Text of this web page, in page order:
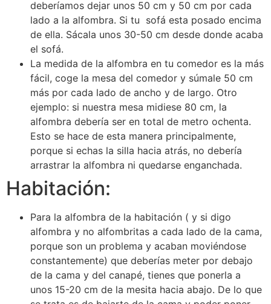
deberíamos dejar unos 50 cm y 50 cm por cada
lado a la alfombra. Si tu sofá esta posado encima
de ella. Sácala unos 30-50 cm desde donde acaba
el sofá.
La medida de la alfombra en tu comedor es la más
fácil, coge la mesa del comedor y súmale 50 cm
más por cada lado de ancho y de largo. Otro
ejemplo: si nuestra mesa midiese 80 cm, la
alfombra debería ser en total de metro ochenta.
Esto se hace de esta manera principalmente,
porque si echas la silla hacia atrás, no debería
arrastrar la alfombra ni quedarse enganchada.
Habitación:
Para la alfombra de la habitación ( y si digo
alfombra y no alfombritas a cada lado de la cama,
porque son un problema y acaban moviéndose
constantemente) que deberías meter por debajo
de la cama y del canapé, tienes que ponerla a
unos 15-20 cm de la mesita hacia abajo. De lo que